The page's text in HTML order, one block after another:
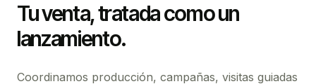
Tu venta, tratada como un
lanzamiento.
Coordinamos producción, campañas, visitas guiadas